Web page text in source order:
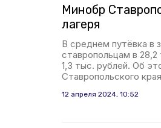
Минобр
лагеря
В среднем путёвка в
ставропольцам в
1,3 тыс. рублей. Об
Ставропольского
12 апреля 2024, 10:52